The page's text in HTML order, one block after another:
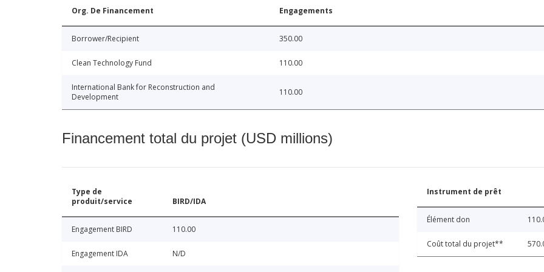
Org. De Financement Engagements
Borrower/Recipient 350.00
Clean Technology Fund 110.00
International Bank for Reconstruction and
Development
110.00
Financement total du projet (USD millions)
Type de
produit/service
BIRD/IDA
Engagement BIRD 110.00
Engagement IDA N/D
Instrument de prêt
Élément don
Coût total du projet**